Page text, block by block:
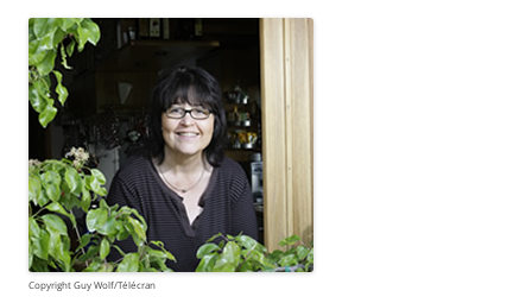
Copyright Guy Wolf/Télécran